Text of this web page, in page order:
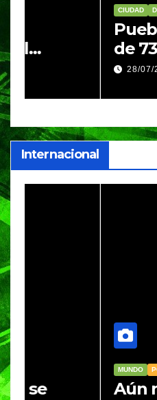
Puebla
de 730
Festival
Internacional
SEGURIDAD
Aún no